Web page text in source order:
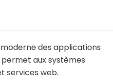
des applications
aux systèmes
services web.